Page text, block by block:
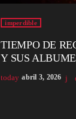
imperdible
TIEMPO DE
Y SUS
today abril 3, 2026